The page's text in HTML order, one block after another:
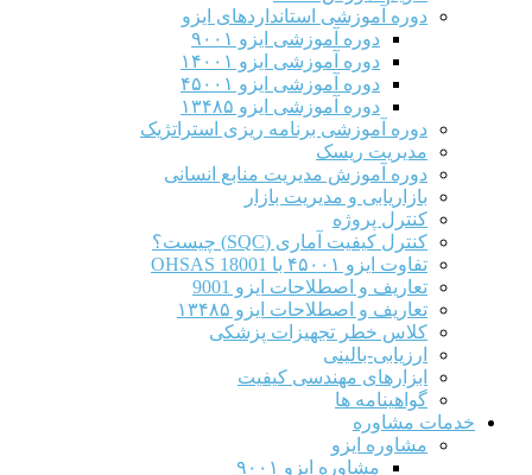
دوره آموزشی استانداردهای ایزو
دوره آموزشی ایزو ۹۰۰۱
دوره آموزشی ایزو ۱۴۰۰۱
دوره آموزشی ایزو ۴۵۰۰۱
دوره آموزشی ایزو ۱۳۴۸۵
دوره آموزشی برنامه ریزی استراتژیک
مدیریت ریسک
دوره آموزش مدیریت منابع انسانی
بازاریابی و مدیریت بازار
کنترل پروژه
کنترل کیفیت آماری (SQC) چیست؟
تفاوت ایزو ۴۵۰۰۱ با OHSAS 18001
تعاریف و اصطلاحات ایزو 9001
تعاریف و اصطلاحات ایزو ۱۳۴۸۵
کلاس خطر تجهیزات پزشکی
ارزیابی-بالینی
ابزارهای مهندسی کیفیت
گواهینامه ها
خدمات مشاوره
مشاوره ایزو
مشاوره ایزو ۹۰۰۱